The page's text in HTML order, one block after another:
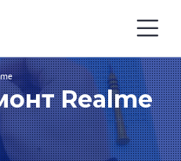
Realme